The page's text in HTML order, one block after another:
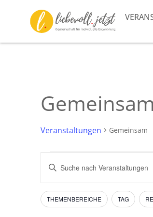
Gemeinsam
Veranstaltungen Gemeinsam
Veranstaltungen
Suche
und
Bitte
Schlüsselwort
Suche
nach
Veranstaltungen
Schlüsselwort.
Filter
Das
Ändern
THEMENBEREICHE TAG